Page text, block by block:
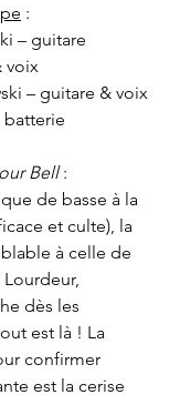
:
– guitare
voix
– guitare & voix
batterie
Bell :
de basse à la
et culte), la
à celle de
dès les
est là ! La
confirmer
est la cerise